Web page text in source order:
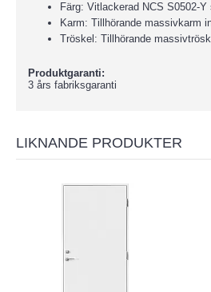
Färg: Vitlackerad NCS S0502-Y
Karm: Tillhörande massivkarm
Tröskel: Tillhörande
Produktgaranti:
3 års fabriksgaranti
LIKNANDE PRODUKTER